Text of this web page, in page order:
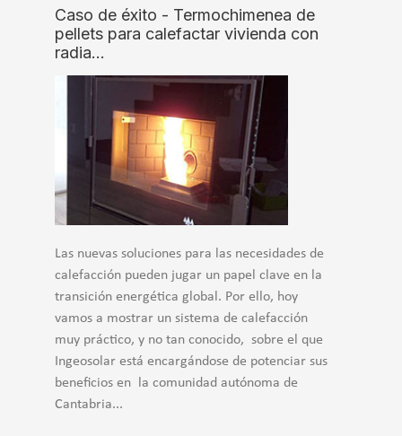
Caso de éxito - Termochimenea de
pellets para calefactar vivienda con
radia…
Las nuevas soluciones para las necesidades de
calefacción pueden jugar un papel clave en la
transición energética global. Por ello, hoy
vamos a mostrar un sistema de calefacción
muy práctico, y no tan conocido, sobre el que
Ingeosolar está encargándose de potenciar sus
beneficios en la comunidad autónoma de
Cantabria...